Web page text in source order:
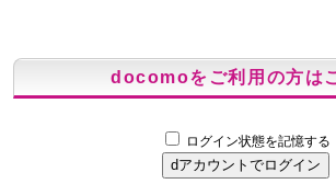
docomoをご利用の方は
ログイン状態を記憶する